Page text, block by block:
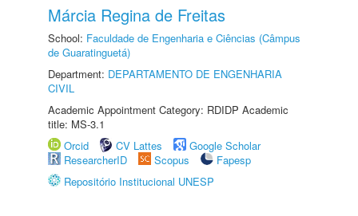
Márcia Regina de Freitas
School: Faculdade de Engenharia e Ciências (Câmpus
de Guaratinguetá)
Department: DEPARTAMENTO DE ENGENHARIA
CIVIL
Academic Appointment Category: RDIDP Academic
title: MS-3.1
Orcid
CV Lattes
Google Scholar
ResearcherID
Scopus
Fapesp
Repositório Institucional UNESP